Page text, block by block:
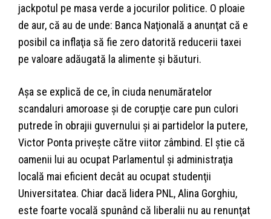
jackpotul pe masa verde a jocurilor politice. O ploaie
de aur, că au de unde: Banca Naţională a anunţat că e
posibil ca inflaţia să fie zero datorită reducerii taxei
pe valoare adăugată la alimente şi băuturi.
Aşa se explică de ce, în ciuda nenumăratelor
scandaluri amoroase şi de corupţie care pun culori
putrede în obrajii guvernului şi ai partidelor la putere,
Victor Ponta priveşte către viitor zâmbind. El ştie că
oamenii lui au ocupat Parlamentul şi administraţia
locală mai eficient decât au ocupat studenţii
Universitatea. Chiar dacă lidera PNL, Alina Gorghiu,
este foarte vocală spunând că liberalii nu au renunţat